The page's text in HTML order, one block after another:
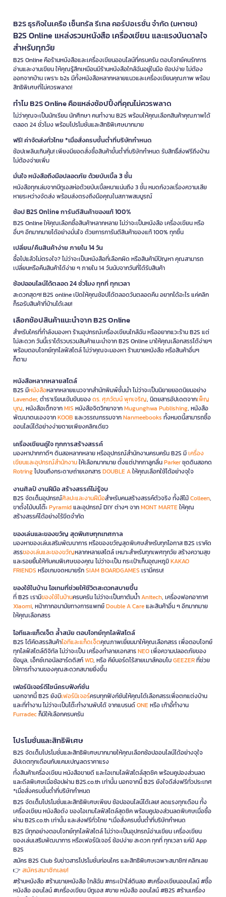
B2S ธุรกิจในเครือ เซ็นทรัล รีเทล คอร์ปอเรชั่น จำกัด (มหาชน)
B2S Online แหล่งรวมหนังสือ เครื่องเขียน และแรงบันดาลใจ
สำหรับทุกวัย
B2S Online คือร้านหนังสือและเครื่องเขียนออนไลน์ที่ครบครัน ตอบโจทย์คนรักการ
อ่านและงานเขียน ให้คุณรู้สึกเหมือนมีร้านหนังสือใกล้ฉันอยู่ในมือ ช้อปง่าย ไม่ต้อง
ออกจากบ้าน เพราะ b2s มีทั้งหนังสือหลากหลายแนวและเครื่องเขียนคุณภาพ พร้อม
สิทธิพิเศษที่ไม่ควรพลาด!
ทำไม B2S Online คือแหล่งช้อปปิ้งที่คุณไม่ควรพลาด
ไม่ว่าคุณจะเป็นนักเรียน นักศึกษา คนทำงาน B2S พร้อมให้คุณเลือกสินค้าคุณภาพได้
ตลอด 24 ชั่วโมง พร้อมโปรโมชั่นและสิทธิพิเศษมากมาย
ฟรี! ค่าจัดส่งทั่วไทย *เมื่อสั่งครบขั้นต่ำที่บริษัทกำหนด
ช้อปเพลินเกินคุ้ม! เพียงมียอดสั่งซื้อสินค้าขั้นต่ำที่บริษัทกำหนด รับสิทธิ์ส่งฟรีถึงบ้าน
ไม่ต้องจ่ายเพิ่ม
มั่นใจ หนังสือถึงมือปลอดภัย ด้วยบับเบิ้ล 3 ชั้น
หนังสือทุกเล่มจากบีทูเอสห่อด้วยบับเบิ้ลหนาแน่นถึง 3 ชั้น หมดกังวลเรื่องความเสีย
หายระหว่างจัดส่ง พร้อมส่งตรงถึงมือคุณในสภาพสมบูรณ์
ช้อป B2S Online การันตีสินค้าของแท้ 100%
B2S Online ให้คุณเลือกซื้อสินค้าหลากหลาย ไม่ว่าจะเป็นหนังสือ เครื่องเขียน หรือ
อื่นๆ อีกมากมายได้อย่างมั่นใจ ด้วยการการันตีสินค้าของแท้ 100% ทุกชิ้น
เปลี่ยน/คืนสินค้าง่าย ภายใน 14 วัน
ซื้อไปแล้วไม่ตรงใจ? ไม่ว่าจะเป็นหนังสือที่เลือกผิด หรือสินค้ามีปัญหา คุณสามารถ
เปลี่ยนหรือคืนสินค้าได้ง่าย ๆ ภายใน 14 วันนับจากวันที่ได้รับสินค้า
ช้อปออนไลน์ได้ตลอด 24 ชั่วโมง ทุกที่ ทุกเวลา
สะดวกสุดๆ! B2S online เปิดให้คุณช้อปได้ตลอดวันตลอดคืน อยากได้อะไร แค่คลิก
ก็รอรับสินค้าที่บ้านได้เลย!
เลือกช้อปสินค้าแนะนำจาก B2S Online
สำหรับใครที่กำลังมองหา ร้านอุปกรณ์เครื่องเขียนใกล้ฉัน หรืออยากแวะร้าน B2S แต่
ไม่สะดวก วันนี้เราได้รวบรวมสินค้าแนะนำจาก B2S Online มาให้คุณเลือกสรรได้ง่ายๆ
พร้อมตอบโจทย์ทุกไลฟ์สไตล์ ไม่ว่าคุณจะมองหา ร้านขายหนังสือ หรือสินค้าอื่นๆ
ก็ตาม
หนังสือหลากหลายสไตล์
B2S มีหนังสือหลากหลายแนวจากสำนักพิมพ์ชั้นนำ ไม่ว่าจะเป็นนิยายยอดนิยมอย่าง
Lavender, ตำราเรียนเข้มข้นของดร. ศุภวัฒน์ พุกเจริญ, นิตยสารอัปเดตจากเพ็ญ
บุญ, หนังสือเด็กจากMIS หนังสือจิตวิทยาจากMugunghwa Publishing, หนังสือ
พัฒนาตนเองจากKOOB และวรรณกรรมจากNanmeebooks ทั้งหมดนี้สามารถซื้อ
ออนไลน์ได้อย่างง่ายดายเพียงคลิกเดียว
เครื่องเขียนคู่ใจ ทุกการสร้างสรรค์
มองหาปากกาดีๆ ดินสอหลากหลาย หรืออุปกรณ์สำนักงานครบครัน B2S มีเครื่อง
เขียนและอุปกรณ์สำนักงานให้เลือกมากมาย ตั้งแต่ปากกาลูกลื่นParkerชุดดินสอกด
Rotringไปจนถึงกระดาษถ่ายเอกสารDOUBLE Aให้คุณเลือกใช้ได้อย่างจุใจ
งานศิลป์ งานฝีมือ สร้างสรรค์ไม่รู้จบ
B2S จัดเต็มอุปกรณ์ศิลปะและงานฝีมือสำหรับคนสร้างสรรค์ตัวจริง ทั้งสีไม้Colleen,
ขาตั้งไม้บนโต๊ะPyramidและอุปกรณ์ DIY ต่างๆ จากMONT MARTEให้คุณ
สร้างสรรค์ได้อย่างไร้ขีดจำกัด
ของเล่นและของขวัญ สุดพิเศษทุกเทศกาล
มองหาของเล่นเสริมพัฒนาการ หรือของขวัญสุดพิเศษสำหรับทุกโอกาส B2S เราคัด
สรรของเล่นและของขวัญหลากหลายสไตล์ เหมาะสำหรับทุกเพศทุกวัย สร้างความสุข
และรอยยิ้มให้กับคนพิเศษของคุณ ไม่ว่าจะเป็น กระเป๋าเก็บอุณหภูมิKAKAO
FRIENDS หรือเกมจดหมายรักSIAM BOARDGAMES เรามีครบ!
ของใช้ในบ้าน ไอเทมที่ช่วยให้ชีวิตสะดวกสบายขึ้น
ที่ B2S เรามีของใช้ในบ้านครบครัน ไม่ว่าจะเป็นกาต้มน้ำAnitech, เครื่องฟอกอากาศ
Xiaomi, หน้ากากอนามัยทางการแพทย์Double A Careและสินค้าอื่น ๆ อีกมากมาย
ให้คุณเลือกสรร
ไอทีและแก็ดเจ็ต ล้ำสมัย ตอบโจทย์ทุกไลฟ์สไตล์
B2S ได้คัดสรรสินค้าไอทีและแก็ดเจ็ตคุณภาพเยี่ยมมาให้คุณเลือกสรร เพื่อตอบโจทย์
ทุกไลฟ์สไตล์ดิจิทัล ไม่ว่าจะเป็น เครื่องทำลายเอกสารNEOเพื่อความปลอดภัยของ
ข้อมูล, เอ็กซ์เทอนัลฮาร์ดดิสก์WD, หรือ คีย์บอร์ดไร้สายเมาส์คอมโบGEEZERที่ช่วย
ให้การทำงานของคุณสะดวกสบายยิ่งขึ้น
เฟอร์นิเจอร์ดีไซน์ครบฟังก์ชั่น
นอกจากนี้ B2S ยังมีเฟอร์นิเจอร์ครบทุกฟังก์ชันให้คุณได้เลือกสรรเพื่อตกแต่งบ้าน
และที่ทำงาน ไม่ว่าจะเป็นโต๊ะทำงานพับได้ จากแบรนด์ONEหรือ เก้าอี้ทำงาน
Furradecก็มีให้เลือกครบครัน
โปรโมชั่นและสิทธิพิเศษ
B2S จัดเต็มโปรโมชั่นและสิทธิพิเศษมากมายให้คุณเลือกช้อปออนไลน์ได้อย่างจุใจ
อัปเดตทุกเดือนกับแคมเปญลดราคาแรง
ทั้งสินค้าเครื่องเขียน หนังสือขายดี และไอเทมไลฟ์สไตล์สุดชิค พร้อมคูปองส่วนลด
และดีลพิเศษเมื่อช้อปผ่าน B2S.co.th เท่านั้น นอกจากนี้ B2S ยังใจดีส่งฟรีทั่วประเทศ
*เมื่อสั่งครบขั้นต่ำที่บริษัทกำหนด
B2S จัดเต็มโปรโมชั่นและสิทธิพิเศษเพียบ ช้อปออนไลน์ได้เลย! ลดแรงทุกเดือน ทั้ง
เครื่องเขียน หนังสือดัง ของไอเทมไลฟ์สไตล์สุดชิค พร้อมคูปองส่วนลดพิเศษเมื่อซื้อ
ผ่าน B2S.co.th เท่านั้น และส่งฟรีทั่วไทย *เมื่อสั่งครบขั้นต่ำที่บริษัทกำหนด
B2S มีทุกอย่างตอบโจทย์ทุกไลฟ์สไตล์ ไม่ว่าจะเป็นอุปกรณ์อ่านเขียน เครื่องเขียน
ของเล่นเสริมพัฒนาการ หรือเฟอร์นิเจอร์ ช้อปง่าย สะดวก ทุกที่ ทุกเวลา แค่มี App
B2S
สมัคร B2S Club รับข่าวสารโปรโมชั่นก่อนใคร และสิทธิพิเศษเฉพาะสมาชิก! คลิกเลย
👉 สมัครสมาชิกเลย!
#ร้านหนังสือ #ร้านขายหนังสือ ใกล้ฉัน #กระเป๋าใส่ดินสอ #เครื่องเขียนออนไลน์ #ซื้อ
หนังสือ ออนไลน์ #เครื่องเขียน บีทูเอส #ขาย หนังสือ ออนไลน์ #B2S #ร้านเครื่อง